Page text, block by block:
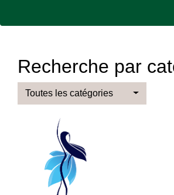
Recherche par
Toutes les catégories